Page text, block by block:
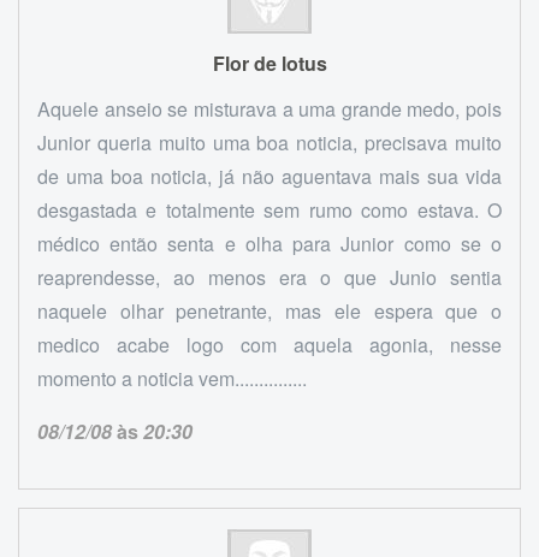
Flor de lotus
Aquele anseio se misturava a uma grande medo, pois
Junior queria muito uma boa noticia, precisava muito
de uma boa noticia, já não aguentava mais sua vida
desgastada e totalmente sem rumo como estava. O
médico então senta e olha para Junior como se o
reaprendesse, ao menos era o que Junio sentia
naquele olhar penetrante, mas ele espera que o
medico acabe logo com aquela agonia, nesse
momento a noticia vem...............
08/12/08às20:30